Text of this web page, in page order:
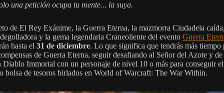
una petición ocupa tu mente... la suya.
de El Rey Exánime, la Guerra Eterna, la mazmorra Ciudadela
y la gema legendaria Craneoliente del evento Guerra
hasta el 31 de diciembre. Lo que significa que tendrás más tiempo
de Guerra Eterna, seguir desafiando al Señor del Azote y
Diablo Immortal con un personaje de nivel 10 o más para conseguir el
bolsa de tesoros birlados en World of Warcraft: The War Within.